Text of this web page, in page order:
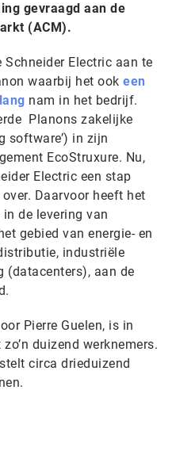
gevraagd aan de
(ACM).
Schneider Electric aan te
waarbij het ook een
nam in het bedrijf.
Planons zakelijke
software’) in zijn
EcoStruxure. Nu,
Electric een stap
Daarvoor heeft het
de levering van
gebied van energie- en
industriële
(datacenters), aan de
Pierre Guelen, is in
duizend werknemers.
circa drieduizend